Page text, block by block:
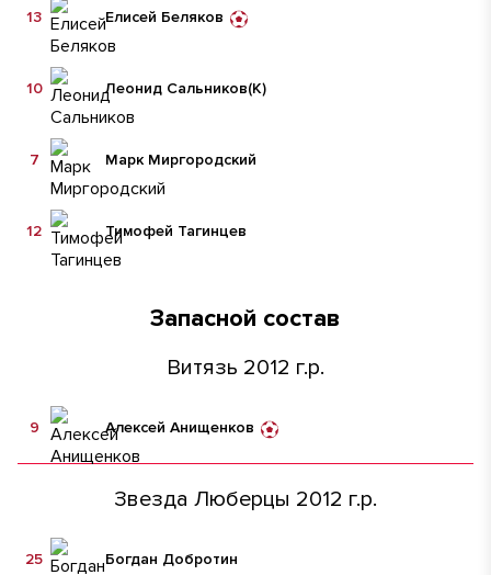
Елисей Беляков
13
Леонид Сальников(К)
10
Марк Миргородский
7
Тимофей Тагинцев
12
Запасной состав
Витязь 2012 г.р.
Алексей Анищенков
9
Звезда Люберцы 2012 г.р.
Богдан Добротин
25